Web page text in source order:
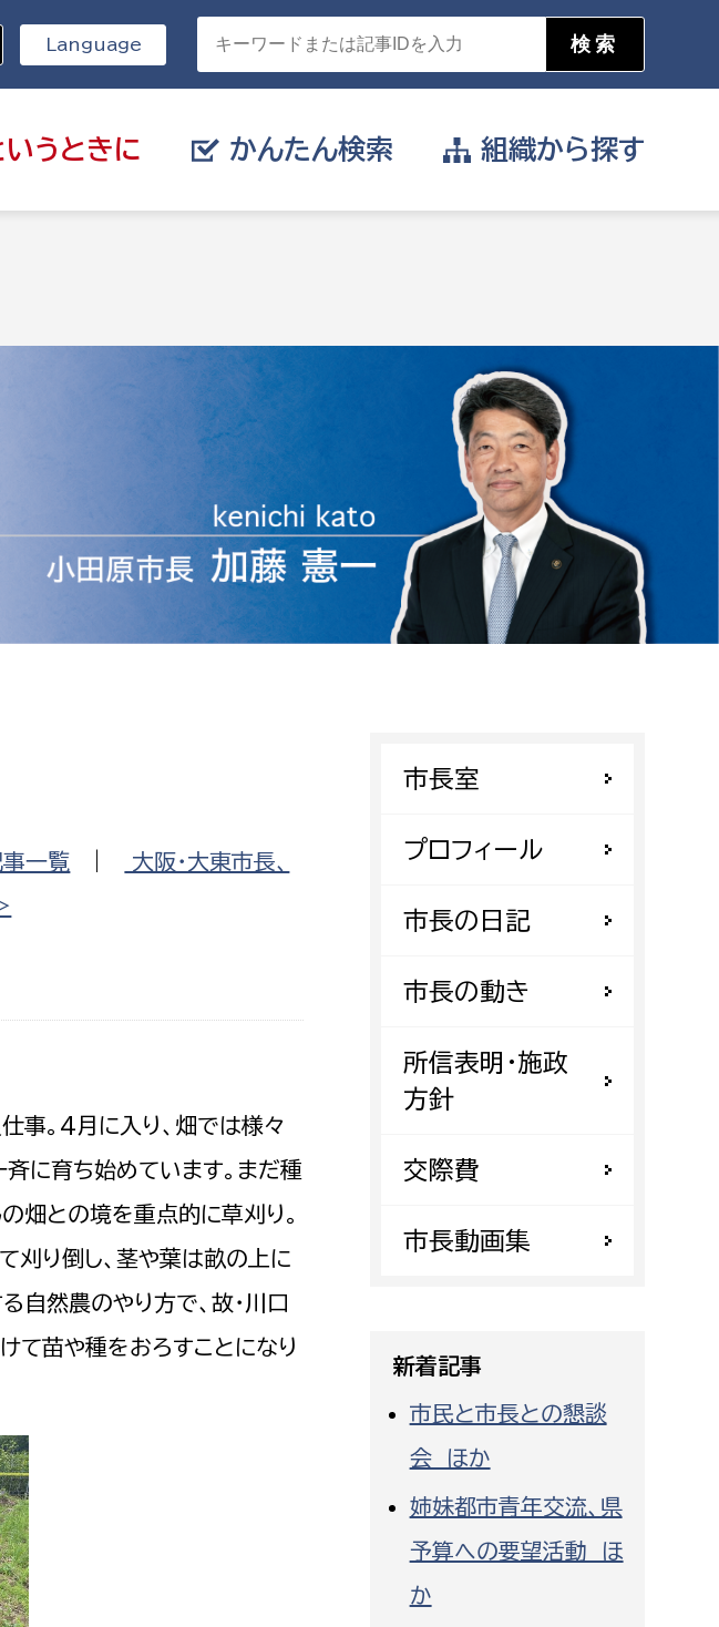
いうときに
避難場所 消防
かんたん検索
届け出や申請をしたい
証明書がほしい
相談をしたい
支払いをしたい
働きたい
小田原のことを知りたい
イベント・講座などに参加したい
まちづくりに関わりたい
組織から探す
市民税課
スポーツ課
小田原城総合管理事務所
環境保護課
水産海浜課
都市計画課
地域交通課
開発審査課
市立総合医療センター
患者サポートセンター
病院管理局：経営管理課
病院管理局：医事課
予防課
情報司令課
消防課
警防第1課
警防第2課
Language
事一覧
大阪・大東市長、
事。4月に入り、畑では様々
に育ち始めています。まだ種
畑との境を重点的に草刈り。
刈り倒し、茎や葉は畝の上に
自然農のやり方で、故・川口
て苗や種をおろすことになり
市長室
プロフィール
市長の日記
市長の動き
所信表明・施政
方針
交際費
市長動画集
新着記事
市民と市長との懇談
会 ほか
姉妹都市青年交流、県
予算への要望活動 ほ
か